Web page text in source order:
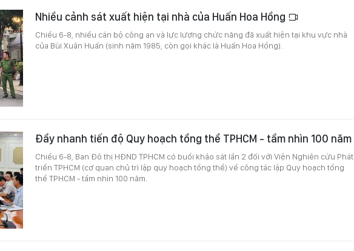
Nhiều cảnh sát xuất hiện tại nhà của Huấn Hoa Hồng
Chiều 6-8, nhiều cán bộ công an và lực lượng chức năng đã xuất hiện tại khu vực nhà
của Bùi Xuân Huấn (sinh năm 1985, còn gọi khác là Huấn Hoa Hồng).
Đẩy nhanh tiến độ Quy hoạch tổng thể TPHCM - tầm nhìn 100 năm
Chiều 6-8, Ban Đô thị HĐND TPHCM có buổi khảo sát lần 2 đối với Viện Nghiên cứu Phát
triển TPHCM (cơ quan chủ trì lập quy hoạch tổng thể) về công tác lập Quy hoạch tổng
thể TPHCM - tầm nhìn 100 năm.